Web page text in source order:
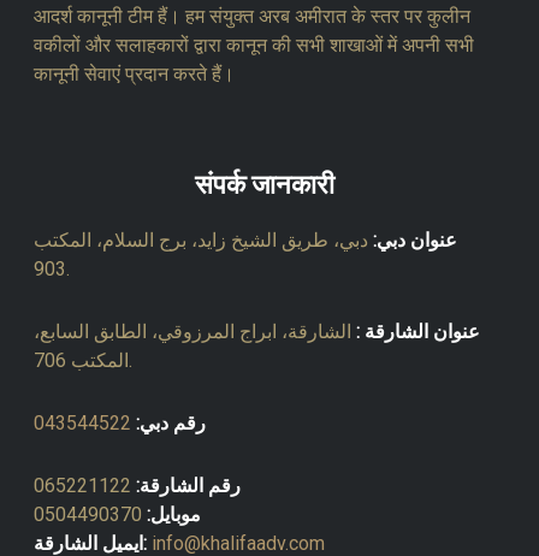
आदर्श कानूनी टीम हैं। हम संयुक्त अरब अमीरात के स्तर पर कुलीन
वकीलों और सलाहकारों द्वारा कानून की सभी शाखाओं में अपनी सभी
कानूनी सेवाएं प्रदान करते हैं।
संपर्क जानकारी
عنوان دبي: دبي، طريق الشيخ زايد، برج السلام، المكتب
عنوان الشارقة : الشارقة، ابراج المرزوقي، الطابق السابع،
رقم دبي: 043544522
رقم الشارقة: 065221122
موبايل: 0504490370
ايميل الشارقة: info@khalifaadv.com